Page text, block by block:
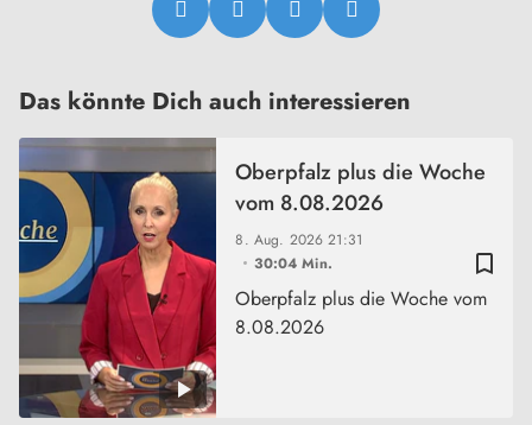
Das könnte Dich auch interessieren
bookmark_border
8. Aug. 202621:31
30:04 Min.
Oberpfalz plus die Woche
vom 8.08.2026
Oberpfalz plus die Woche vom
8.08.2026